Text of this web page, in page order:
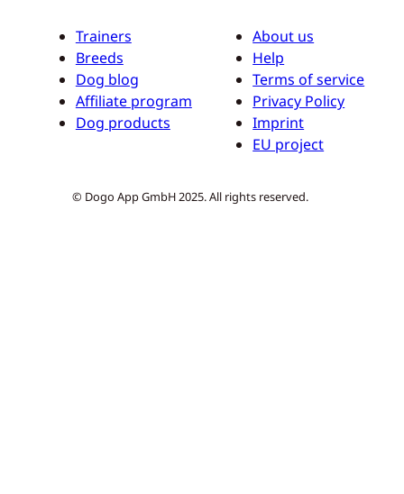
Trainers
Breeds
Dog blog
Affiliate program
Dog products
About us
Help
Terms of service
Privacy Policy
Imprint
EU project
© Dogo App GmbH 2025. All rights reserved.